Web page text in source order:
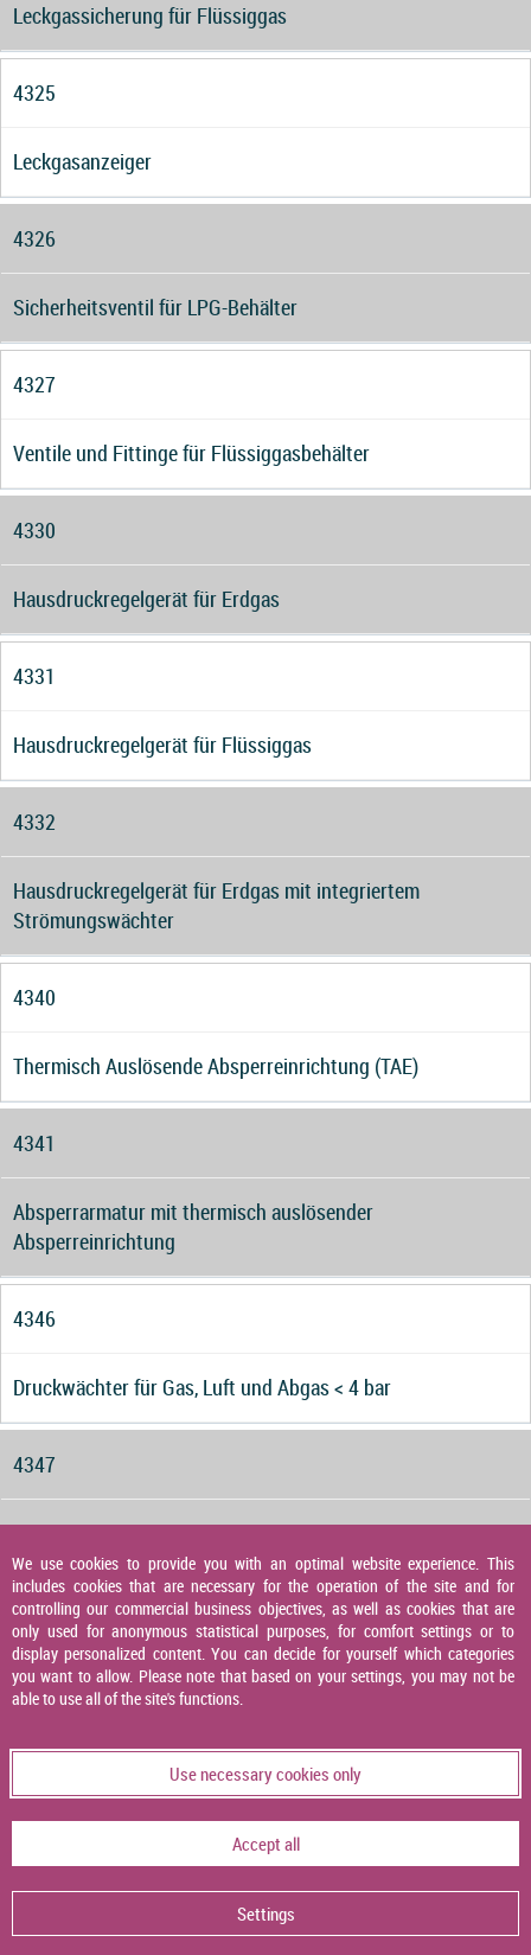
Leckgassicherung für Flüssiggas
4325
Leckgasanzeiger
4326
Sicherheitsventil für LPG-Behälter
4327
Ventile und Fittinge für Flüssiggasbehälter
4330
Hausdruckregelgerät für Erdgas
4331
Hausdruckregelgerät für Flüssiggas
4332
Hausdruckregelgerät für Erdgas mit integriertem
Strömungswächter
4340
Thermisch Auslösende Absperreinrichtung (TAE)
4341
Absperrarmatur mit thermisch auslösender
Absperreinrichtung
4346
Druckwächter für Gas, Luft und Abgas < 4 bar
4347
Druckwächter für Gas, Luft und Abgas
4348
Druckaufnehmer
4349
Temperaturaufnehmer
4356
We use cookies to provide you with an optimal website experience. This
includes cookies that are necessary for the operation of the site and for
controlling our commercial business objectives, as well as cookies that are
only used for anonymous statistical purposes, for comfort settings or to
display personalized content. You can decide for yourself which categories
you want to allow. Please note that based on your settings, you may not be
able to use all of the site's functions.
Use necessary cookies only
Accept all
Settings